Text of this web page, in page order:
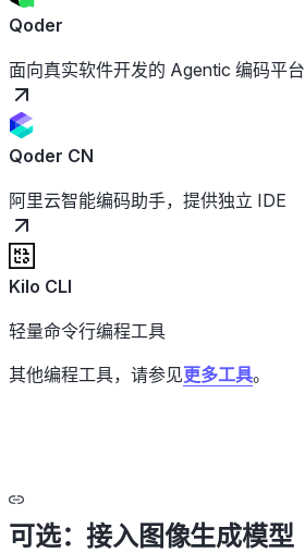
Qoder
面向真实软件开发的 Agentic 编码平台
Qoder CN
阿里云智能编码助手，提供独立 IDE
Kilo CLI
轻量命令行编程工具
其他编程工具，请参见更多工具。
可选：接入图像生成模型